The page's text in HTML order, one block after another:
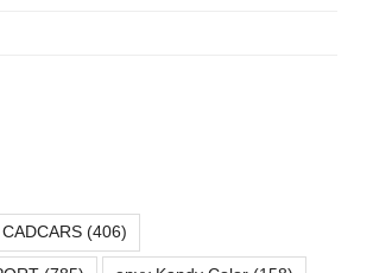
CADCARS (406)